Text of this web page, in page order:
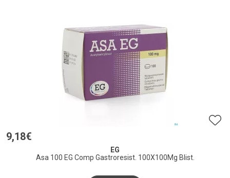
9,18€
EG
Asa 100 EG Comp Gastroresist. 100X100Mg Blist.